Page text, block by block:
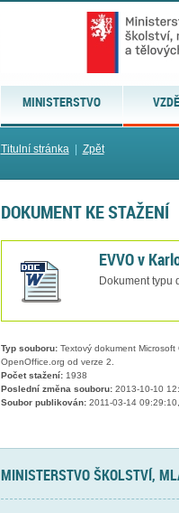
MINISTERSTVO
Titulní stránka| Zpět
DOKUMENT KE STAŽENÍ
EVVO v
Dokument typu
Typ souboru:Textový dokument Microsoft
OpenOffice.org od verze 2.
Počet stažení:1938
Poslední změna souboru:2013-10-10
Soubor publikován:2011-03-14
MINISTERSTVO ŠKOLSTVÍ,